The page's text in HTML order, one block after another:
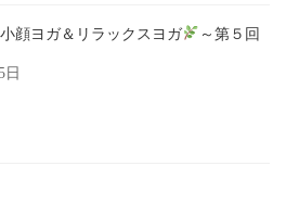
顔ヨガ＆リラックスヨガ
～第５回
日